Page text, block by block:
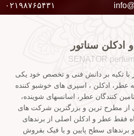
۰۲۱۹۸۷۶۵۴۳۱
ادکلن سناتور
SENATOR
با تکیه بر دانش فنی و تخصص خود یکی
ادکلن ، اسپری های خوشبو کننده
کنندگان عطر، اسانسهای شوینده،
از مطرح ترین و بزرگترین شرکت های
فقط عطر و ادکلن اصلی از برندهای
سطح پایین و یا فیک بفروش